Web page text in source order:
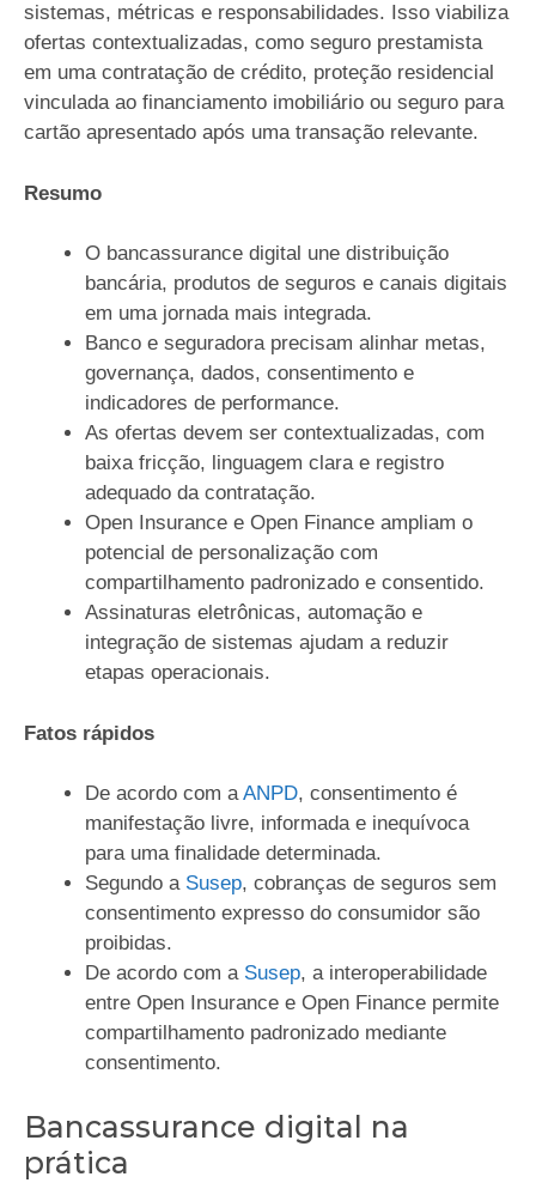
sistemas, métricas e responsabilidades. Isso viabiliza
ofertas contextualizadas, como seguro prestamista
em uma contratação de crédito, proteção residencial
vinculada ao financiamento imobiliário ou seguro para
cartão apresentado após uma transação relevante.
Resumo
O bancassurance digital une distribuição
bancária, produtos de seguros e canais digitais
em uma jornada mais integrada.
Banco e seguradora precisam alinhar metas,
governança, dados, consentimento e
indicadores de performance.
As ofertas devem ser contextualizadas, com
baixa fricção, linguagem clara e registro
adequado da contratação.
Open Insurance e Open Finance ampliam o
potencial de personalização com
compartilhamento padronizado e consentido.
Assinaturas eletrônicas, automação e
integração de sistemas ajudam a reduzir
etapas operacionais.
Fatos rápidos
De acordo com aANPD, consentimento é
manifestação livre, informada e inequívoca
para uma finalidade determinada.
Segundo a Susep, cobranças de seguros sem
consentimento expresso do consumidor são
proibidas.
De acordo com a Susep, a interoperabilidade
entre Open Insurance e Open Finance permite
compartilhamento padronizado mediante
consentimento.
Bancassurance digital na
prática